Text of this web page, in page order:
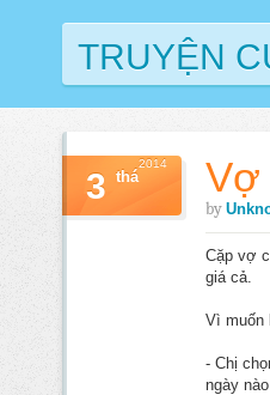
TRUYỆN
Vợ
by
3 thá
2014
Cặp vợ
giá cả.
Vì muốn
- Chị
ngày